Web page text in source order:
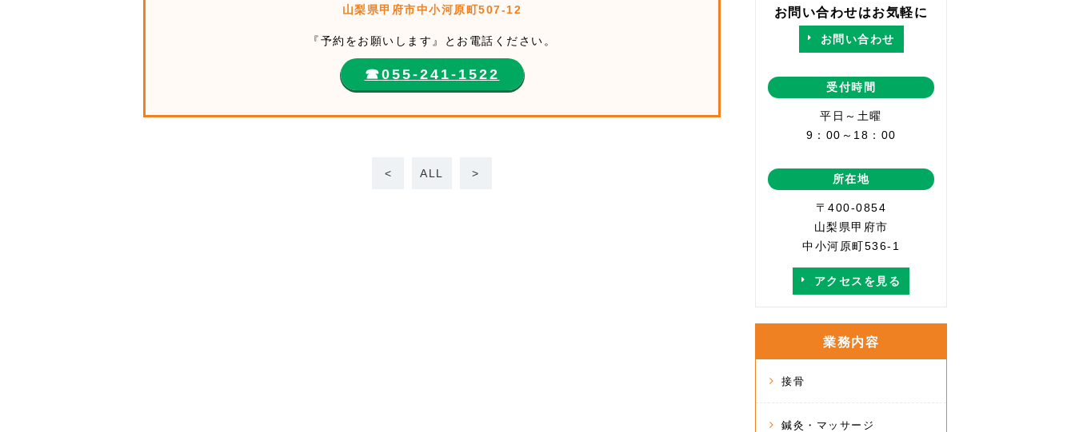
山梨県甲府市中小河原町507-12
『予約をお願いします』とお電話ください。
☎︎055-241-1522
< ALL >
お問い合わせはお気軽に
お問い合わせ
受付時間
平日～土曜
9：00～18：00
所在地
〒400-0854
山梨県甲府市
中小河原町536-1
アクセスを見る
業務内容
接骨
鍼灸・マッサージ